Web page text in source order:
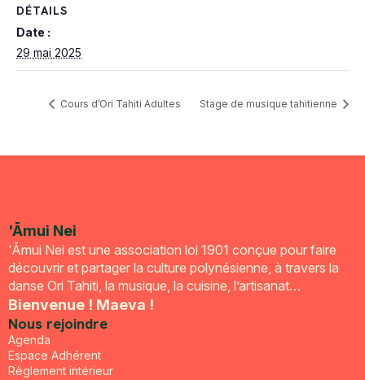
DÉTAILS
Date :
29 mai 2025
Cours d’Ori Tahiti Adultes Stage de musique tahitienne
'Āmui Nei
'Āmui Nei est une association loi 1901 conçue pour faire
découvrir et partager la culture polynésienne, à travers la
danse Ori Tahiti, la musique, la cuisine, l’artisanat…
Bienvenue ! Maeva !
Nous rejoindre
Agenda
Espace Adhérent
Règlement intérieur